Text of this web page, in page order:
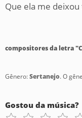
Que ela me
compositores da letra
Gênero:Sertanejo. O
Gostou da música?